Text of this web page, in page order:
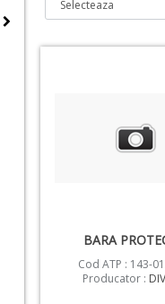
BARA
Cod ATP : 143-
Producator :